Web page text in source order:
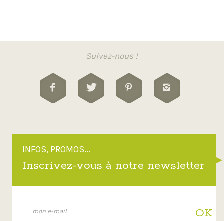
Suivez-nous !
INFOS, PROMOS...
Inscrivez-vous à notre newsletter
OK